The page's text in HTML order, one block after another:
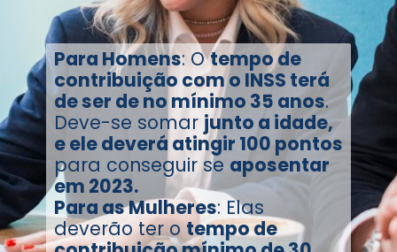
Para Homens: Otempo de
contribuição com o INSS terá
de ser de no mínimo 35 anos.
Deve-se somar junto a idade,
e ele deverá atingir 100 pontos
para conseguir se aposentar
em 2023.
Para as Mulheres: Elas
deverão ter otempo de